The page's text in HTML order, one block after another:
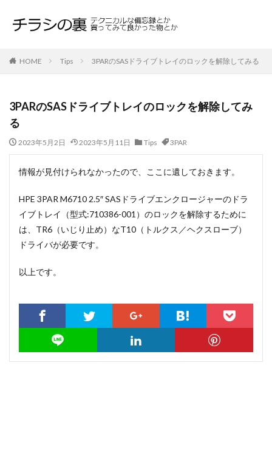
HOME Tips 3PARのSASドライブトレイのロックを解除してみる
3PARのSASドライブトレイのロックを解除してみ
る
2023年5月2日 2023年5月11日 Tips 3PAR
情報が見付けられなかったので、ここに遺しておきます。
HPE 3PAR M6710 2.5″ SASドライブエンクロージャーのドラ
イブトレイ（型式:710386-001）のロックを解除するために
は、TR6（いじり止め）なT10（トルクス／ヘクスローブ）
ドライバが必要です。
以上です。